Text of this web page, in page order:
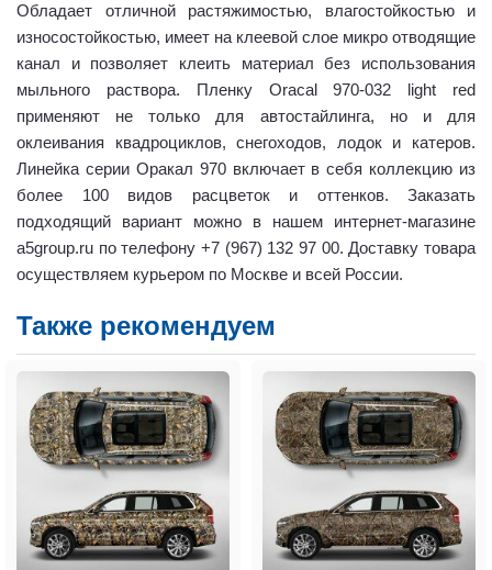
Обладает отличной растяжимостью, влагостойкостью и
износостойкостью, имеет на клеевой слое микро отводящие
канал и позволяет клеить материал без использования
мыльного раствора. Пленку Oracal 970-032 light red
применяют не только для автостайлинга, но и для
оклеивания квадроциклов, снегоходов, лодок и катеров.
Линейка серии Оракал 970 включает в себя коллекцию из
более 100 видов расцветок и оттенков. Заказать
подходящий вариант можно в нашем интернет-магазине
a5group.ru по телефону +7 (967) 132 97 00. Доставку товара
осуществляем курьером по Москве и всей России.
Также рекомендуем